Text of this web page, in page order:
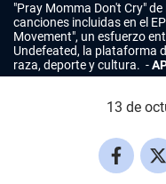
"Pray Momma Don't Cry"
canciones incluidas en el
Movement", un esfuerzo
Undefeated, la plataforma
raza, deporte y cultura.
13 de